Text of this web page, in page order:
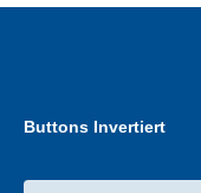
Buttons Invertiert